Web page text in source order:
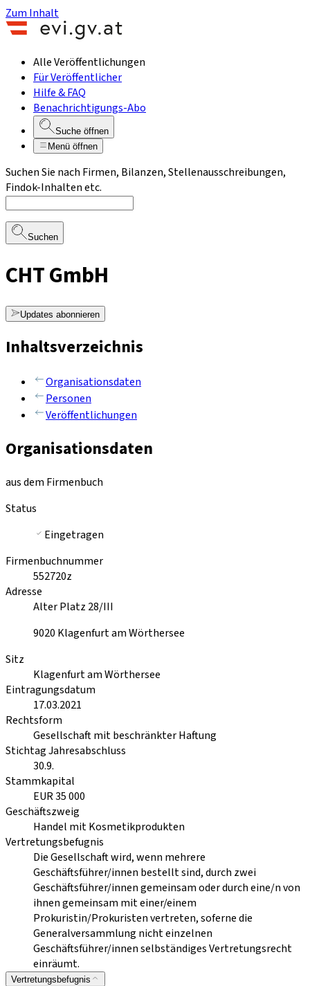
Zum Inhalt
Alle Veröffentlichungen
Für Veröffentlicher
Hilfe & FAQ
Benachrichtigungs-Abo
Suche öffnen
Menü öffnen
Suchen Sie nach Firmen, Bilanzen, Stellenausschreibungen,
Findok-Inhalten etc.
Suchen
CHT GmbH
Updates abonnieren
Inhaltsverzeichnis
Organisationsdaten
Personen
Veröffentlichungen
Organisationsdaten
aus dem Firmenbuch
Status
Eingetragen
Firmenbuchnummer
552720z
Adresse
Alter Platz 28/III
9020 Klagenfurt am Wörthersee
Sitz
Klagenfurt am Wörthersee
Eintragungsdatum
17.03.2021
Rechtsform
Gesellschaft mit beschränkter Haftung
Stichtag Jahresabschluss
30.9.
Stammkapital
EUR 35 000
Geschäftszweig
Handel mit Kosmetikprodukten
Vertretungsbefugnis
Die Gesellschaft wird, wenn mehrere
Geschäftsführer/innen bestellt sind, durch zwei
Geschäftsführer/innen gemeinsam oder durch eine/n von
ihnen gemeinsam mit einer/einem
Prokuristin/Prokuristen vertreten, soferne die
Generalversammlung nicht einzelnen
Geschäftsführer/innen selbständiges Vertretungsrecht
einräumt.
Vertretungsbefugnis